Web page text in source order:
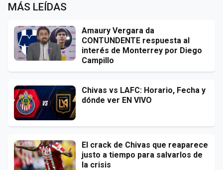
MÁS LEÍDAS
Amaury Vergara da
CONTUNDENTE respuesta al
interés de Monterrey por Diego
Campillo
Chivas vs LAFC: Horario, Fecha y
dónde ver EN VIVO
El crack de Chivas que reaparece
justo a tiempo para salvarlos de
la crisis